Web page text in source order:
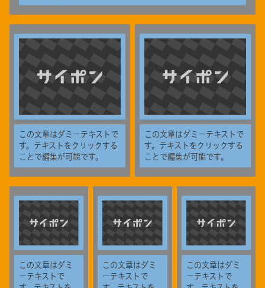
この文章はダミーテキストで
す。テキストをクリックする
ことで編集が可能です。
この文章はダミーテキストで
す。テキストをクリックする
ことで編集が可能です。
この文章はダミ
ーテキストで
この文章はダミ
ーテキストで
この文章はダミ
ーテキストで